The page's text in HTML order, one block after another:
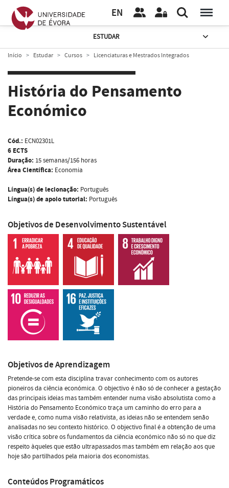
EN
ESTUDAR
Início Estudar Cursos Licenciaturas e Mestrados Integrados
História do Pensamento
Económico
Cód.: ECN02301L
6 ECTS
Duração: 15 semanas/156 horas
Área Científica: Economia
Língua(s) de lecionação: Português
Língua(s) de apoio tutorial: Português
Objetivos de Desenvolvimento Sustentável
Objetivos de Aprendizagem
Pretende-se com esta disciplina travar conhecimento com os autores
pioneiros da ciência económica. O objectivo é não só de conhecer a gestação
das principais ideias mas também entender numa visão absolutista como a
História do Pensamento Económico traça um caminho do erro para a
verdade e, como numa visão relativista, as ideias não se entendem senão
analisadas no seu contexto histórico. O objectivo final é a obtenção de uma
visão crítica sobre os fundamentos da ciência económico não só no que diz
respeito àqueles que estão ultrapassados mas também em relação aos que
hoje são partilhados pela maioria dos economistas.
Conteúdos Programáticos